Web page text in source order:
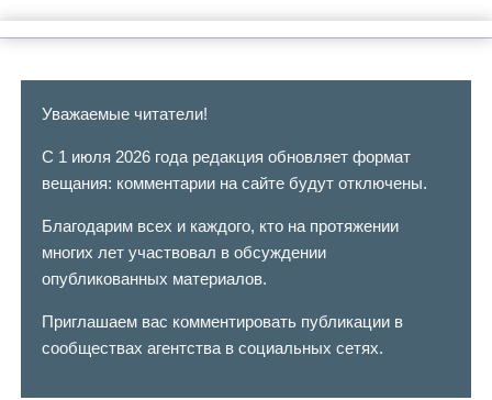
Уважаемые читатели!
С 1 июля 2026 года редакция обновляет формат
вещания: комментарии на сайте будут отключены.
Благодарим всех и каждого, кто на протяжении
многих лет участвовал в обсуждении
опубликованных материалов.
Приглашаем вас комментировать публикации в
сообществах агентства в социальных сетях.